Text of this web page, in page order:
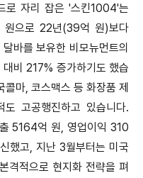
로 자리 잡은 '스킨1004'는
원으로 22년(39억 원)보다
바를 보유한 비모뉴먼트의
비 217% 증가하기도 했습
마, 코스맥스 등 화장품 제
고공행진하고 있습니다.
5164억 원, 영업이익 310
했고, 지난 3월부터는 미국
격적으로 현지화 전략을 펴